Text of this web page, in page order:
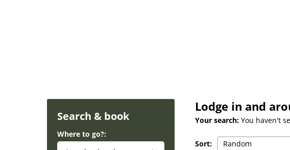
Lodge in and
Your search: You haven't
Sort:
Search & book
Where to go?: